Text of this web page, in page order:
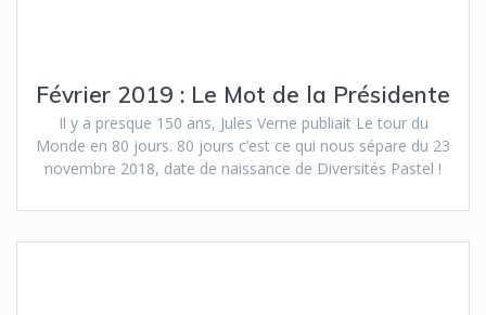
Février 2019 : Le Mot de la Présidente
Il y a presque 150 ans, Jules Verne publiait Le tour du
Monde en 80 jours. 80 jours c’est ce qui nous sépare du 23
novembre 2018, date de naissance de Diversités Pastel !